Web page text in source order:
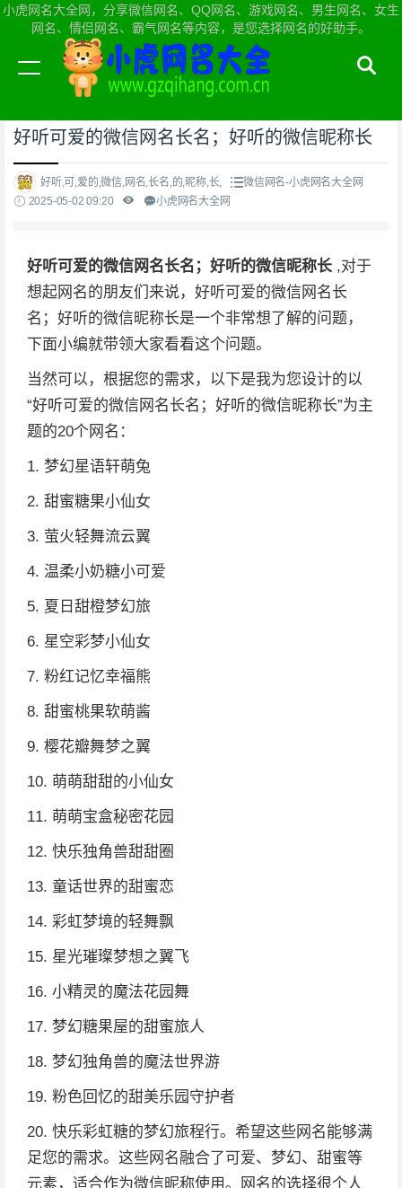
小虎网名大全网，分享微信网名、QQ网名、游戏网名、男生网名、女生
网名、情侣网名、霸气网名等内容，是您选择网名的好助手。
当前位置：小虎网名大全网首页>微信网名
好听可爱的微信网名长名；好听的微信昵称长
好听,可,爱的,微信,网名,长名,的,昵称,长,
微信网名-小虎网名大全网
2025-05-02 09:20
小虎网名大全网
好听可爱的微信网名长名；好听的微信昵称长 ,对于
想起网名的朋友们来说，好听可爱的微信网名长
名；好听的微信昵称长是一个非常想了解的问题，
下面小编就带领大家看看这个问题。
当然可以，根据您的需求，以下是我为您设计的以
“好听可爱的微信网名长名；好听的微信昵称长”为主
题的20个网名：
1. 梦幻星语轩萌兔
2. 甜蜜糖果小仙女
3. 萤火轻舞流云翼
4. 温柔小奶糖小可爱
5. 夏日甜橙梦幻旅
6. 星空彩梦小仙女
7. 粉红记忆幸福熊
8. 甜蜜桃果软萌酱
9. 樱花瓣舞梦之翼
10. 萌萌甜甜的小仙女
11. 萌萌宝盒秘密花园
12. 快乐独角兽甜甜圈
13. 童话世界的甜蜜恋
14. 彩虹梦境的轻舞飘
15. 星光璀璨梦想之翼飞
16. 小精灵的魔法花园舞
17. 梦幻糖果屋的甜蜜旅人
18. 梦幻独角兽的魔法世界游
19. 粉色回忆的甜美乐园守护者
20. 快乐彩虹糖的梦幻旅程行。希望这些网名能够满
足您的需求。这些网名融合了可爱、梦幻、甜蜜等
元素，适合作为微信昵称使用。网名的选择很个人